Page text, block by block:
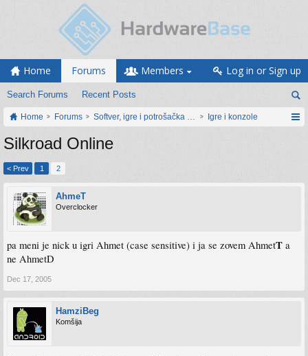
Home Forums
Search Forums Recent Posts
Members Log in or Sign up
Home Forums Softver, igre i potrošačka elektronikaIgre i konzole
Silkroad Online
< Prev 1 2
AhmeT
Overclocker
pa meni je nick u igri Ahmet (case sensitive) i ja se zovem AhmetT a
ne AhmetD
Dec 17, 2005
HamziBeg
Komšija